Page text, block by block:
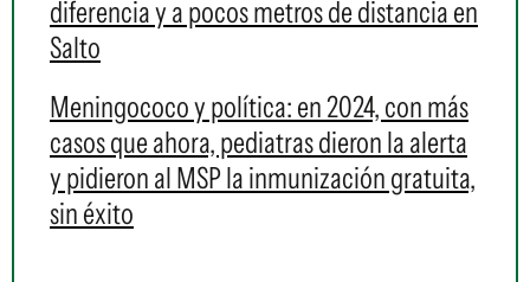
diferencia y a pocos metros de distancia en
Salto
Meningococo y política: en 2024, con más
casos que ahora, pediatras dieron la alerta
y pidieron al MSP la inmunización gratuita,
sin éxito